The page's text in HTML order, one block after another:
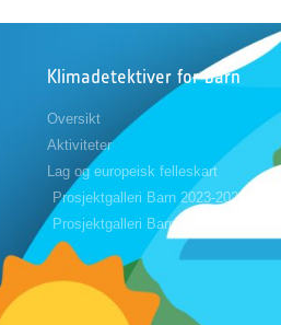
Klimadetektiver for barn
Oversikt
Aktiviteter
Lag og europeisk felleskart
Prosjektgalleri Barn 2023-2024
Prosjektgalleri Barn 2024-2025